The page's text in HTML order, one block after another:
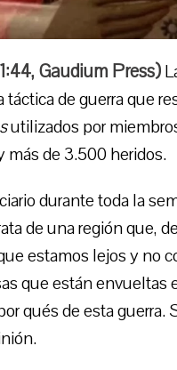
, Gaudium Press)
de guerra que
utilizados por
más de 3.500 heridos.
durante toda la
de una región que,
estamos lejos y no
que están
qués de esta